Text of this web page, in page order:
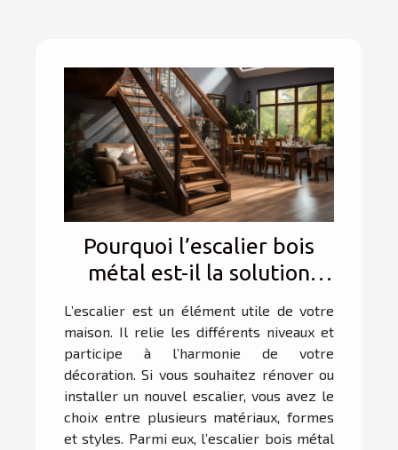
Pourquoi l’escalier bois
métal est-il la solution
parfaite pour allier
élégance et durabilité
dans votre intérieur ?
L’escalier est un élément utile de votre
maison. Il relie les différents niveaux et
participe à l’harmonie de votre
décoration. Si vous souhaitez rénover ou
installer un nouvel escalier, vous avez le
choix entre plusieurs matériaux, formes
et styles. Parmi eux, l’escalier bois métal